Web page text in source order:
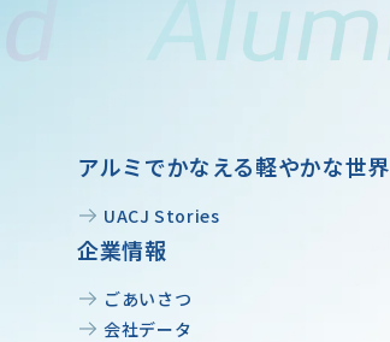
アルミでかなえる軽やかな世界
UACJ Stories
企業情報
ごあいさつ
会社データ